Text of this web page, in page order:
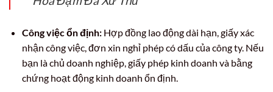
Công việc ổn định:Hợp đồng lao động dài hạn, giấy xác
nhận công việc, đơn xin nghỉ phép có dấu của công ty. Nếu
bạn là chủ doanh nghiệp, giấy phép kinh doanh và bằng
chứng hoạt động kinh doanh ổn định.